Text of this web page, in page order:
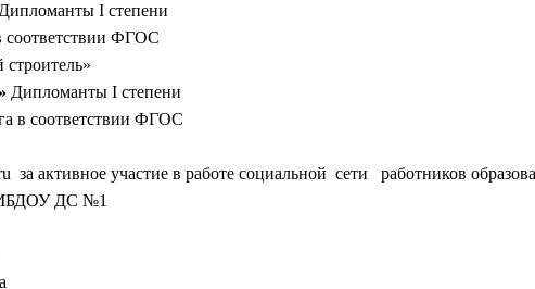
Дипломанты I степени
ФГОС
Дипломанты I степени
в соответствии ФГОС
за активное участие в работе социальной сети работников
МБДОУ ДС №1